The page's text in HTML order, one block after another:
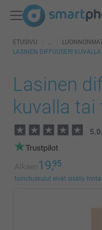
ETUSIVU
LASINEN DIFFUUSERI
Lasinen
kuvalla
5.0
Alkaen19,95
toimituskulut eivät sisälly